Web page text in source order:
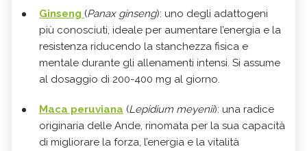
Ginseng (Panax ginseng): uno degli adattogeni
più conosciuti, ideale per aumentare l’energia e la
resistenza riducendo la stanchezza fisica e
mentale durante gli allenamenti intensi. Si assume
al dosaggio di 200-400 mg al giorno.
Maca peruviana (Lepidium meyenii): una radice
originaria delle Ande, rinomata per la sua capacità
di migliorare la forza, l’energia e la vitalità